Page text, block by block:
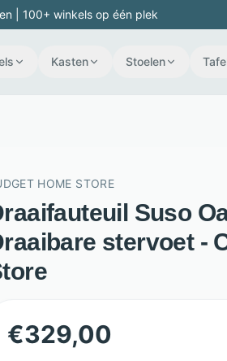
| 100+ winkels op één plek
Kasten Stoelen
HOME STORE
Suso
stervoet -
€329,00